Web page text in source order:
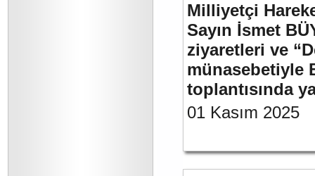
Milliyetçi
Sayın İsmet
ziyaretleri ve
münasebetiyle
toplantısında
01 Kasım 2025